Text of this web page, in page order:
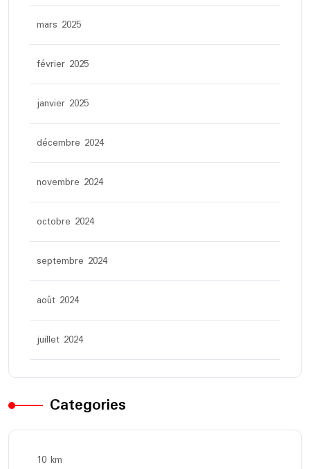
mars 2025
février 2025
janvier 2025
décembre 2024
novembre 2024
octobre 2024
septembre 2024
août 2024
juillet 2024
Categories
10 km